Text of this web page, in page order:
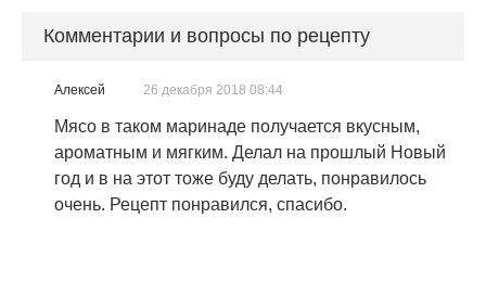
Комментарии и вопросы по рецепту
Алексей 26 декабря 2018 08:44
Мясо в таком маринаде получается вкусным,
ароматным и мягким. Делал на прошлый Новый
год и в на этот тоже буду делать, понравилось
очень. Рецепт понравился, спасибо.